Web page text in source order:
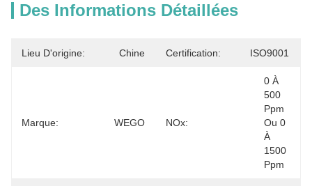
Des Informations Détaillées
Lieu D'origine: Chine Certification: ISO9001
Marque: WEGO NOx:
0 À
500
Ppm
Ou 0
À
1500
Ppm